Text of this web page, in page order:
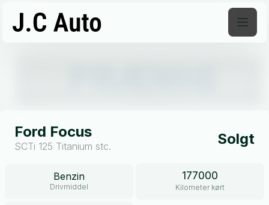
Ford Focus
SCTi 125 Titanium stc. Solgt
Benzin
Drivmiddel
177000
Kilometer kørt